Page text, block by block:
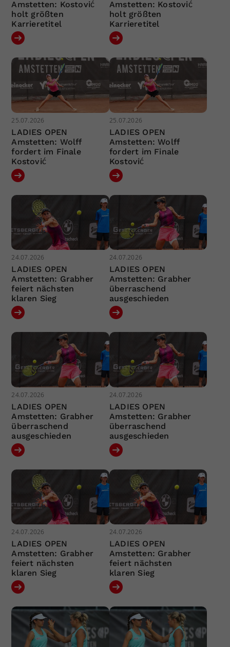
Amstetten: Kostović
holt größten
Karrieretitel
Amstetten: Kostović
holt größten
Karrieretitel
25.07.2026
LADIES OPEN
Amstetten: Wolff
fordert im Finale
Kostović
25.07.2026
LADIES OPEN
Amstetten: Wolff
fordert im Finale
Kostović
24.07.2026
LADIES OPEN
Amstetten: Grabher
feiert nächsten
klaren Sieg
24.07.2026
LADIES OPEN
Amstetten: Grabher
überraschend
ausgeschieden
24.07.2026
LADIES OPEN
Amstetten: Grabher
überraschend
ausgeschieden
24.07.2026
LADIES OPEN
Amstetten: Grabher
überraschend
ausgeschieden
24.07.2026
LADIES OPEN
Amstetten: Grabher
feiert nächsten
klaren Sieg
24.07.2026
LADIES OPEN
Amstetten: Grabher
feiert nächsten
klaren Sieg